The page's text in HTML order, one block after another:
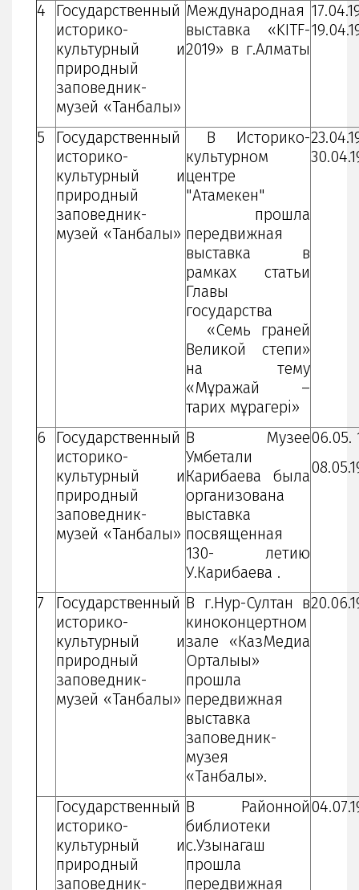
4
Государственный
историко-
культурный и
природный
заповедник-
музей «Танбалы»
Международная
выставка «KITF-
2019» в г.Алматы
5
Государственный
историко-
культурный и
природный
заповедник-
музей «Танбалы»
В Историко-
культурном
центре
"Атамекен"
прошла
передвижная
выставка в
рамках статьи
Главы
государства
«Семь граней
Великой степи»
на тему
«Мұражай –
тарих мұрагері»
6
Государственный
историко-
культурный и
природный
заповедник-
музей «Танбалы»
В Музее
Умбетали
Карибаева была
организована
выставка
посвященная
130- летию
У.Карибаева .
06.05.
7
Государственный
историко-
культурный и
природный
заповедник-
музей «Танбалы»
В г.Нур-Султан в
киноконцертном
зале «КазМедиа
Орталығы»
прошла
передвижная
выставка
заповедник-
музея
«Танбалы».
Государственный
историко-
культурный и
природный
заповедник-
В Районной
библиотеки
с.Узынагаш
прошла
передвижная